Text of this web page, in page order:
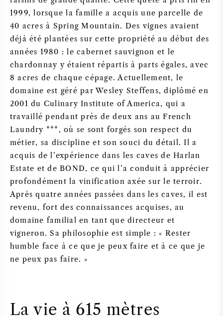
1999, lorsque la famille a acquis une parcelle de
40 acres à Spring Mountain. Des vignes avaient
déjà été plantées sur cette propriété au début des
années 1980 : le cabernet sauvignon et le
chardonnay y étaient répartis à parts égales, avec
8 acres de chaque cépage. Actuellement, le
domaine est géré par Wesley Steffens, diplômé en
2001 du Culinary Institute of America, qui a
travaillé pendant près de deux ans au French
Laundry ***, où se sont forgés son respect du
métier, sa discipline et son souci du détail. Il a
acquis de l’expérience dans les caves de Harlan
Estate et de BOND, ce qui l’a conduit à apprécier
profondément la vinification axée sur le terroir.
Après quatre années passées dans les caves, il est
revenu, fort des connaissances acquises, au
domaine familial en tant que directeur et
vigneron. Sa philosophie est simple : « Rester
humble face à ce que je peux faire et à ce que je
ne peux pas faire. »
La vie à 615 mètres